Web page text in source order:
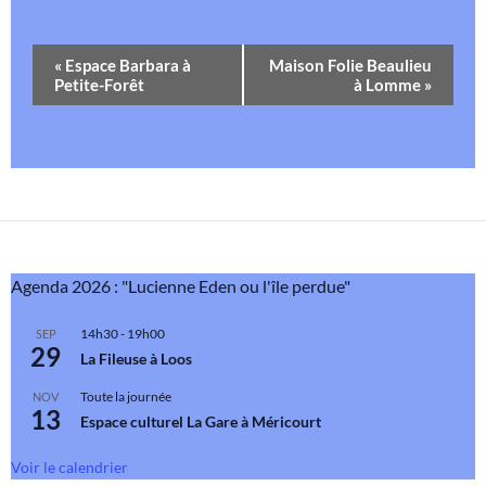
v
g
t
n
v
è
n
e
e
« Espace Barbara à
Petite-Forêt
Maison Folie Beaulieu
à Lomme »
Agenda 2026 : "Lucienne Eden ou l'île perdue"
SEP
29
14h30- 19h00
La Fileuse à Loos
NOV
13
Toute la journée
Espace culturel La Gare à Méricourt
Voir le calendrier